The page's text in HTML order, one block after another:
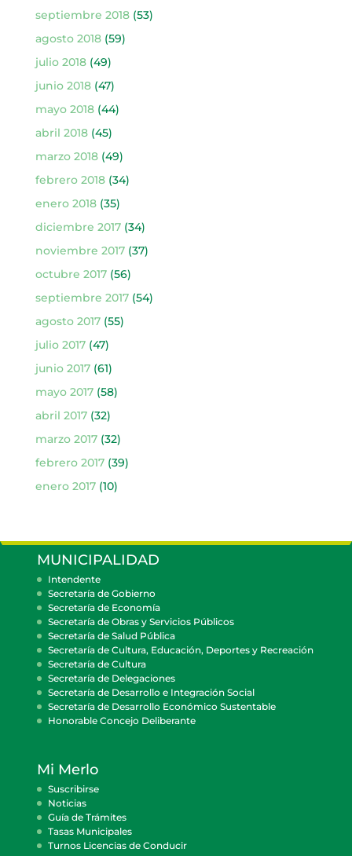
septiembre 2018(53)
agosto 2018(59)
julio 2018(49)
junio 2018(47)
mayo 2018(44)
abril 2018(45)
marzo 2018(49)
febrero 2018(34)
enero 2018(35)
diciembre 2017(34)
noviembre 2017(37)
octubre 2017(56)
septiembre 2017(54)
agosto 2017(55)
julio 2017(47)
junio 2017(61)
mayo 2017(58)
abril 2017(32)
marzo 2017(32)
febrero 2017(39)
enero 2017(10)
MUNICIPALIDAD
Intendente
Secretaría de Gobierno
Secretaría de Economía
Secretaría de Obras y Servicios Públicos
Secretaría de Salud Pública
Secretaría de Cultura, Educación, Deportes y Recreación
Secretaría de Cultura
Secretaría de Delegaciones
Secretaría de Desarrollo e Integración Social
Secretaría de Desarrollo Económico Sustentable
Honorable Concejo Deliberante
Mi Merlo
Suscribirse
Noticias
Guía de Trámites
Tasas Municipales
Turnos Licencias de Conducir